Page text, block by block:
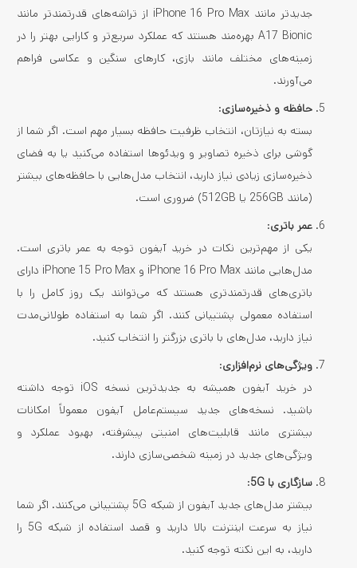
جدیدتر مانند iPhone 16 Pro Max از تراشه‌های قدرتمندتر مانند
A17 Bionic بهره‌مند هستند که عملکرد سریع‌تر و کارایی بهتر را در
زمینه‌های مختلف مانند بازی، کارهای سنگین و عکاسی فراهم
می‌آورند.
حافظه و ذخیره‌سازی:
بسته به نیازتان، انتخاب ظرفیت حافظه بسیار مهم است. اگر شما از
گوشی برای ذخیره تصاویر و ویدئوها استفاده می‌کنید یا به فضای
ذخیره‌سازی زیادی نیاز دارید، انتخاب مدل‌هایی با حافظه‌های بیشتر
(مانند 256GB یا 512GB) ضروری است.
عمر باتری:
یکی از مهم‌ترین نکات در خرید آیفون توجه به عمر باتری است.
مدل‌هایی مانند iPhone 16 Pro Max و iPhone 15 Pro Max دارای
باتری‌های قدرتمندتری هستند که می‌توانند یک روز کامل را با
استفاده معمولی پشتیبانی کنند. اگر شما به استفاده طولانی‌مدت
نیاز دارید، مدل‌های با باتری بزرگتر را انتخاب کنید.
ویژگی‌های نرم‌افزاری:
در خرید آیفون همیشه به جدیدترین نسخه iOS توجه داشته
باشید. نسخه‌های جدید سیستم‌عامل آیفون معمولاً امکانات
بیشتری مانند قابلیت‌های امنیتی پیشرفته، بهبود عملکرد و
ویژگی‌های جدید در زمینه شخصی‌سازی دارند.
سازگاری با 5G
:
بیشتر مدل‌های جدید آیفون از شبکه 5G پشتیبانی می‌کنند. اگر شما
نیاز به سرعت اینترنت بالا دارید و قصد استفاده از شبکه 5G را
دارید، به این نکته توجه کنید.